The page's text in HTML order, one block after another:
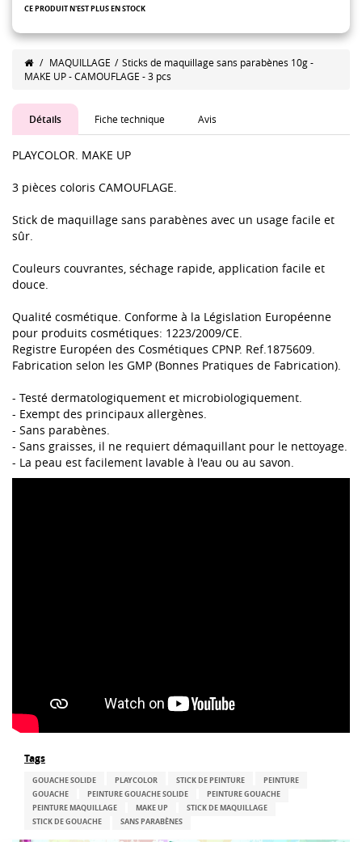
CE PRODUIT N'EST PLUS EN STOCK
/ MAQUILLAGE / Sticks de maquillage sans parabènes 10g -
MAKE UP - CAMOUFLAGE - 3 pcs
Détails Fiche technique Avis
PLAYCOLOR. MAKE UP
3 pièces coloris CAMOUFLAGE.
Stick de maquillage sans parabènes avec un usage facile et
sûr.
Couleurs couvrantes, séchage rapide, application facile et
douce.
Qualité cosmétique. Conforme à la Législation Européenne
pour produits cosmétiques: 1223/2009/CE.
Registre Européen des Cosmétiques CPNP. Ref.1875609.
Fabrication selon les GMP (Bonnes Pratiques de Fabrication).
- Testé dermatologiquement et microbiologiquement.
- Exempt des principaux allergènes.
- Sans parabènes.
- Sans graisses, il ne requiert démaquillant pour le nettoyage.
- La peau est facilement lavable à l'eau ou au savon.
Tags
GOUACHE SOLIDE PLAYCOLOR STICK DE PEINTURE
PEINTURE
GOUACHE
PEINTURE GOUACHE SOLIDE
PEINTURE GOUACHE
PEINTURE MAQUILLAGE
MAKE UP
STICK DE MAQUILLAGE
STICK DE GOUACHE
SANS PARABÈNES